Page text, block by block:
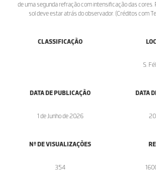
de uma segunda refração com intensificação das cores.
sol deve estar atrás do observador. (Créditos com
CLASSIFICAÇÃO
S.
DATA DE PUBLICAÇÃO
1 de Junho de 2026
DATA
Nº DE VISUALIZAÇÕES
354